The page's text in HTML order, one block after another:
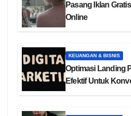
Pasang Iklan
Online
KEUANGAN & BISNIS
Optimasi Landing
Efektif Untuk